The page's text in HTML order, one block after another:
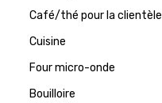
Café/thé pour la clientèle
Cuisine
Four micro-onde
Bouilloire